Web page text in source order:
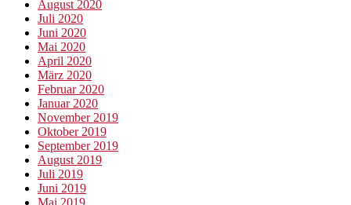
August 2020
Juli 2020
Juni 2020
Mai 2020
April 2020
März 2020
Februar 2020
Januar 2020
November 2019
Oktober 2019
September 2019
August 2019
Juli 2019
Juni 2019